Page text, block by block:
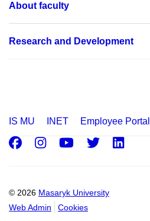
About faculty
Research and Development
IS MU INET Employee Portal
© 2026 Masaryk University
Web Admin
Cookies
Facebook
Instagram
Youtube